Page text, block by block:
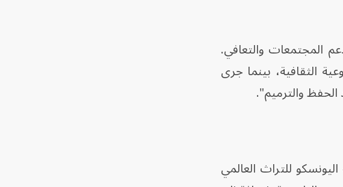
المجتمعات والتعافي.
12 مليون شخص عبر التوعية الثقافية، بينما جرى
قائمة اليونسكو للتراث العالمي